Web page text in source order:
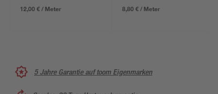
12,00 € / Meter 8,80 € / Meter
5 Jahre Garantie auf toom Eigenmarken